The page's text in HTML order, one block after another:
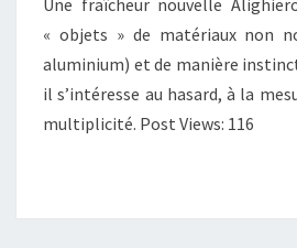
Une fraîcheur nouvelle
« objets » de matériaux non
aluminium) et de manière
il s’intéresse au hasard, à la
multiplicité. Post Views: 116